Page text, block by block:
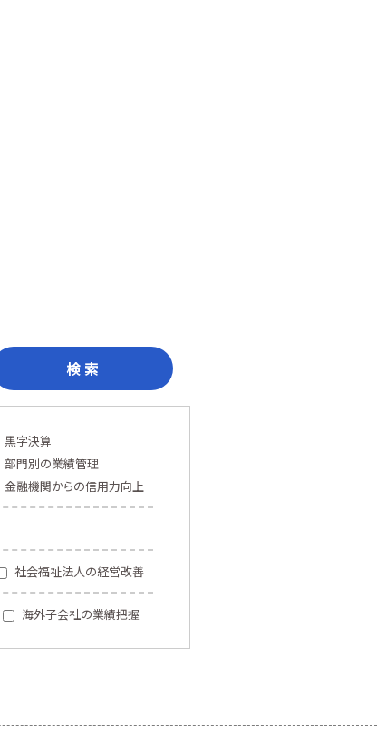
検 索
黒字決算
部門別の業績管理
金融機関からの信用力向上
社会福祉法人の経営改善
海外子会社の業績把握